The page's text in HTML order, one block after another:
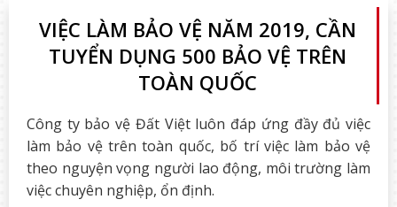
VIỆC LÀM BẢO VỆ NĂM 2019, CẦN
TUYỂN DỤNG 500 BẢO VỆ TRÊN
TOÀN QUỐC
Công ty bảo vệ Đất Việt luôn đáp ứng đầy đủ việc
làm bảo vệ trên toàn quốc, bố trí việc làm bảo vệ
theo nguyện vọng người lao động, môi trường làm
việc chuyên nghiệp, ổn định.